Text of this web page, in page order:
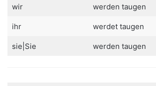
wir werden taugen
ihr werdet taugen
sie|Sie werden taugen